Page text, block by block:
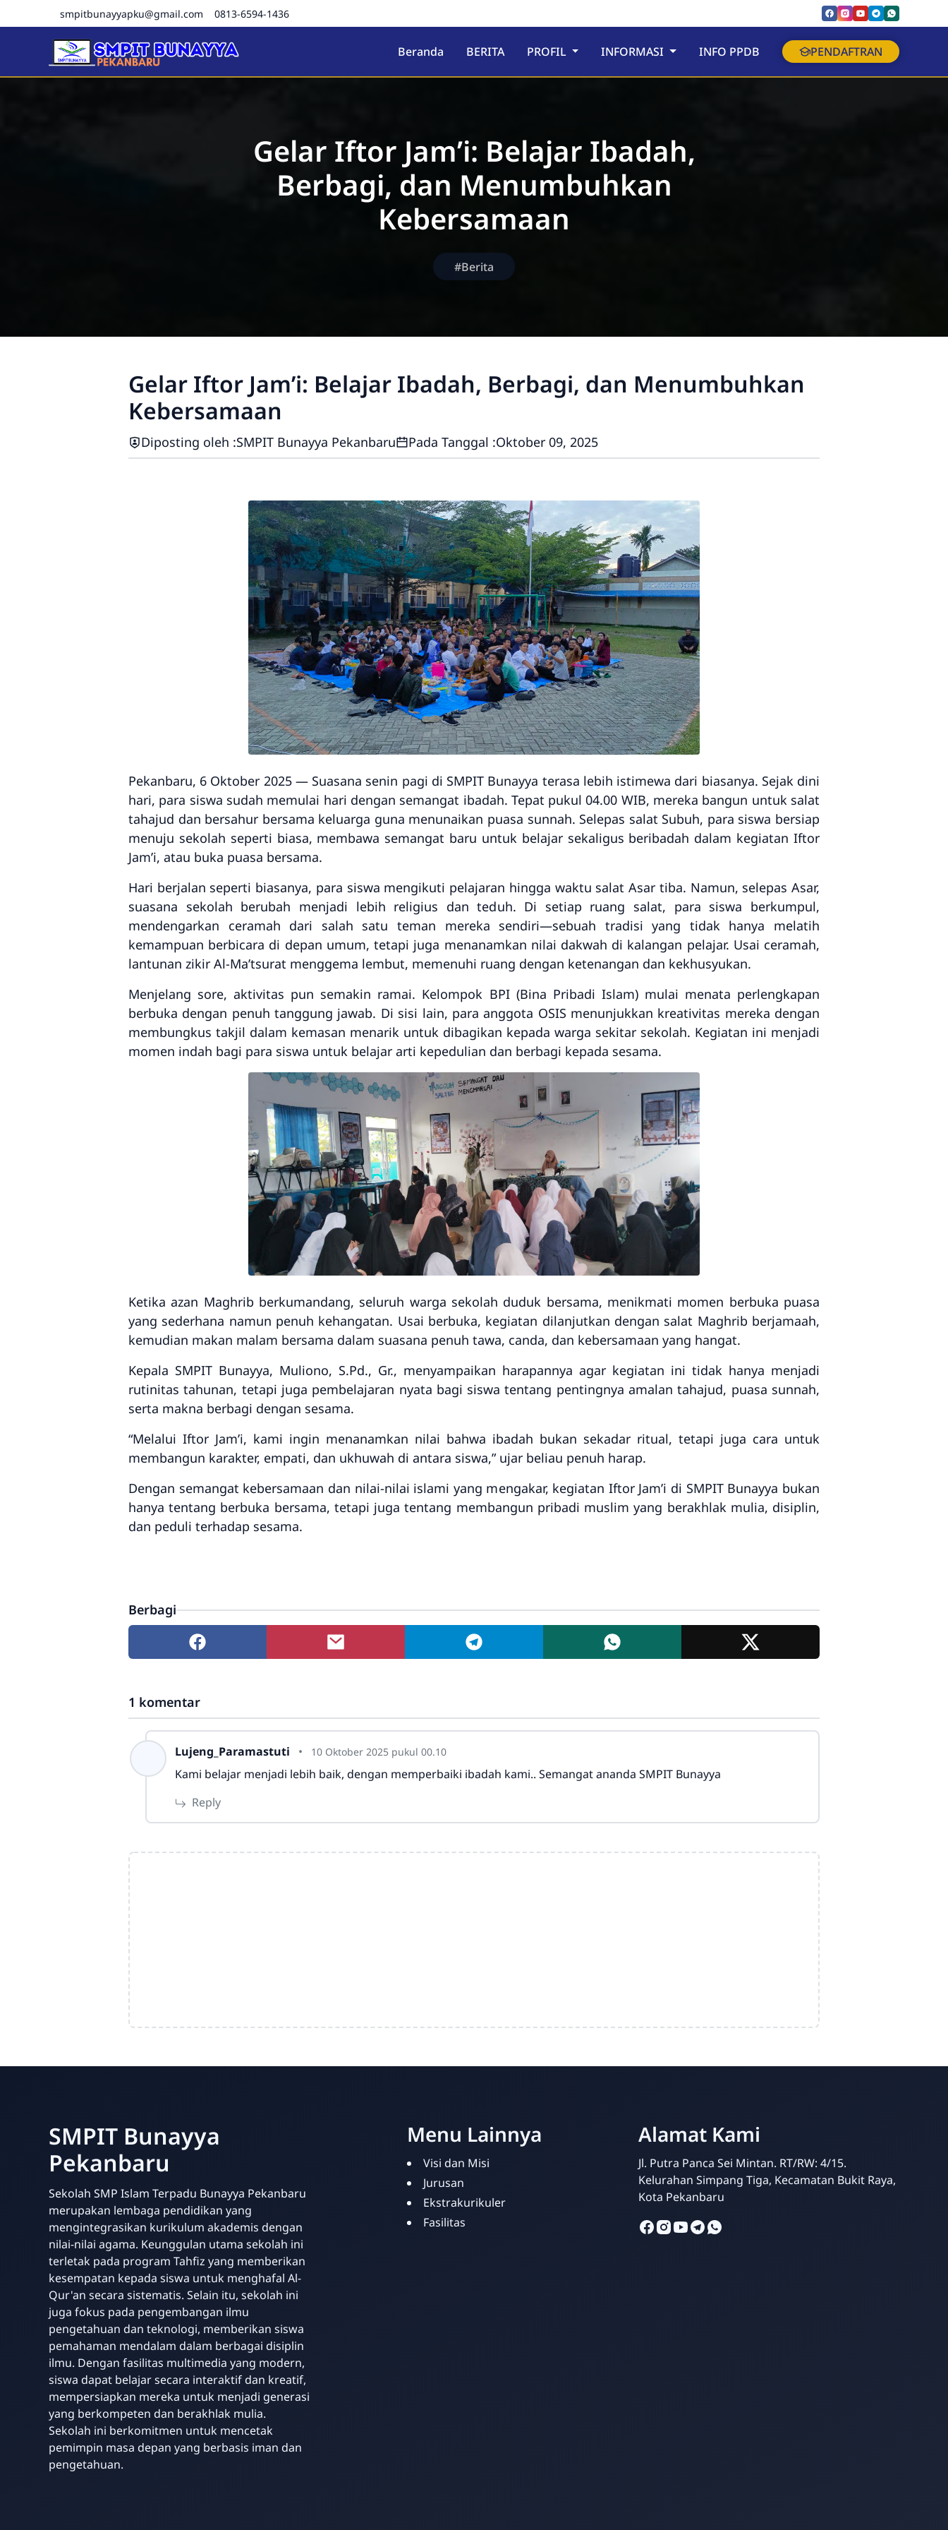
smpitbunayyapku@gmail.com 0813-6594-1436
SMPIT Bunayya Pekanbaru Beranda BERITA PROFIL INFORMASI INFO PPDB PENDAFTRAN
Gelar Iftor Jam’i: Belajar Ibadah,
Berbagi, dan Menumbuhkan
Kebersamaan
#Berita
Gelar Iftor Jam’i: Belajar Ibadah, Berbagi, dan Menumbuhkan
Kebersamaan
Diposting oleh :SMPIT Bunayya Pekanbaru Pada Tanggal :Oktober 09, 2025
Pekanbaru, 6 Oktober 2025— Suasana senin pagi di SMPIT Bunayya terasa lebih istimewa dari biasanya. Sejak dini
hari, para siswa sudah memulai hari dengan semangat ibadah. Tepat pukul04.00 WIB, mereka bangun untuk salat
tahajud dan bersahur bersama keluarga guna menunaikan puasa sunnah. Selepas salat Subuh, para siswa bersiap
menuju sekolah seperti biasa, membawa semangat baru untuk belajar sekaligus beribadah dalam kegiatan Iftor
Jam’i, atau buka puasa bersama.
Hari berjalan seperti biasanya, para siswa mengikuti pelajaran hingga waktu salat Asar tiba. Namun, selepas Asar,
suasana sekolah berubah menjadi lebih religius dan teduh. Di setiap ruang salat, para siswa berkumpul,
mendengarkan ceramah dari salah satu teman mereka sendiri—sebuah tradisi yang tidak hanya melatih
kemampuan berbicara di depan umum, tetapi juga menanamkan nilai dakwah di kalangan pelajar. Usai ceramah,
lantunan zikir Al-Ma’tsurat menggema lembut, memenuhi ruang dengan ketenangan dan kekhusyukan.
Menjelang sore, aktivitas pun semakin ramai. Kelompok BPI (Bina Pribadi Islam)mulai menata perlengkapan
berbuka dengan penuh tanggung jawab. Di sisi lain, para anggota OSIS menunjukkan kreativitas mereka dengan
membungkus takjil dalam kemasan menarik untuk dibagikan kepada warga sekitar sekolah. Kegiatan ini menjadi
momen indah bagi para siswa untuk belajar arti kepedulian dan berbagi kepada sesama.
Ketikaazan Maghrib berkumandang, seluruh warga sekolah duduk bersama, menikmati momen berbuka puasa
yang sederhana namun penuh kehangatan. Usai berbuka, kegiatan dilanjutkan dengan salat Maghrib berjamaah,
kemudian makan malam bersama dalam suasana penuh tawa, canda, dan kebersamaan yang hangat.
Kepala SMPIT Bunayya, Muliono, S.Pd., Gr., menyampaikan harapannya agar kegiatan ini tidak hanya menjadi
rutinitas tahunan, tetapi juga pembelajaran nyata bagi siswa tentang pentingnya amalan tahajud, puasa sunnah,
serta makna berbagi dengan sesama.
“Melalui Iftor Jam’i, kami ingin menanamkan nilai bahwa ibadah bukan sekadar ritual, tetapi juga cara untuk
membangun karakter, empati, dan ukhuwah di antara siswa,” ujar beliau penuh harap.
Dengan semangat kebersamaan dan nilai-nilai islami yang mengakar, kegiatan Iftor Jam’i di SMPIT Bunayya bukan
hanya tentang berbuka bersama, tetapi juga tentang membangun pribadi muslim yang berakhlak mulia, disiplin,
dan peduli terhadap sesama.
Berbagi
1 komentar
Lujeng_Paramastuti 10 Oktober 2025 pukul 00.10
Kami belajar menjadi lebih baik, dengan memperbaiki ibadah kami.. Semangat ananda SMPIT Bunayya
Reply
SMPIT Bunayya
Pekanbaru
Sekolah SMP Islam Terpadu Bunayya Pekanbaru
merupakan lembaga pendidikan yang
mengintegrasikan kurikulum akademis dengan
nilai-nilai agama. Keunggulan utama sekolah ini
terletak pada program Tahfiz yang memberikan
kesempatan kepada siswa untuk menghafal Al-
Qur'an secara sistematis. Selain itu, sekolah ini
juga fokus pada pengembangan ilmu
pengetahuan dan teknologi, memberikan siswa
pemahaman mendalam dalam berbagai disiplin
ilmu. Dengan fasilitas multimedia yang modern,
siswa dapat belajar secara interaktif dan kreatif,
mempersiapkan mereka untuk menjadi generasi
yang berkompeten dan berakhlak mulia.
Sekolah ini berkomitmen untuk mencetak
pemimpin masa depan yang berbasis iman dan
pengetahuan.
Menu Lainnya
Visi dan Misi
Jurusan
Ekstrakurikuler
Fasilitas
Alamat Kami
Jl. Putra Panca Sei Mintan. RT/RW: 4/15.
Kelurahan Simpang Tiga, Kecamatan Bukit Raya,
Kota Pekanbaru